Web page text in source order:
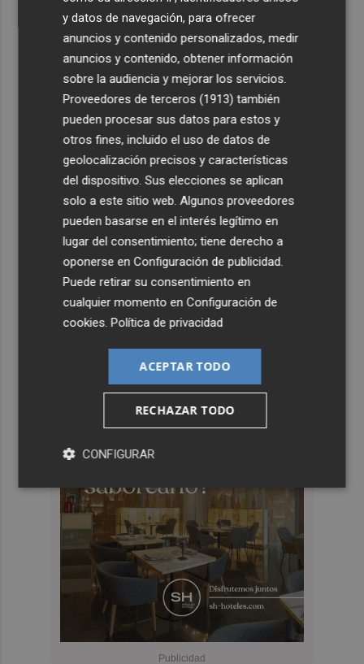
y datos de navegación, para ofrecer
anuncios y contenido personalizados, medir
anuncios y contenido, obtener información
sobre la audiencia y mejorar los servicios.
Proveedores de terceros (1913) también
pueden procesar sus datos para estos y
otros fines, incluido el uso de datos de
geolocalización precisos y características
del dispositivo. Sus elecciones se aplican
solo a este sitio web. Algunos proveedores
pueden basarse en el interés legítimo en
lugar del consentimiento; tiene derecho a
oponerse enConfiguración de publicidad.
Puede retirar su consentimiento en
cualquier momento enConfiguración de
cookies.Política de privacidad
ACEPTAR TODO
RECHAZAR TODO
CONFIGURAR